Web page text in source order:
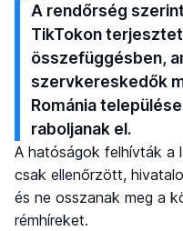
A rendőrség
TikTokon
összefüggésben,
szervkereskedők
Románia
raboljanak el.
A hatóságok felhívták a
csak ellenőrzött,
és ne osszanak meg a
rémhíreket.